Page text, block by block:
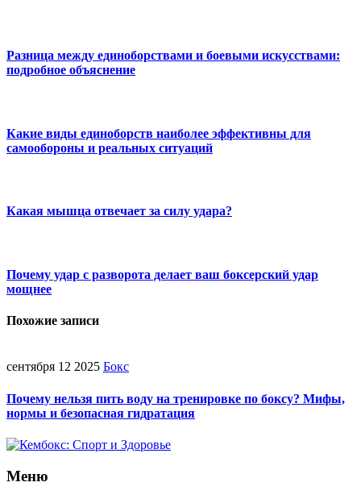
Разница между единоборствами и боевыми искусствами:
подробное объяснение
Какие виды единоборств наиболее эффективны для
самообороны и реальных ситуаций
Какая мышца отвечает за силу удара?
Почему удар с разворота делает ваш боксерский удар
мощнее
Похожие записи
сентября 12 2025 Бокс
Почему нельзя пить воду на тренировке по боксу? Мифы,
нормы и безопасная гидратация
Меню